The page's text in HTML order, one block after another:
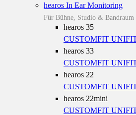
hearos In Ear Monitoring
Für Bühne, Studio & Bandraum
hearos 35
CUSTOMFIT
hearos 33
CUSTOMFIT
hearos 22
CUSTOMFIT
hearos 22mini
CUSTOMFIT